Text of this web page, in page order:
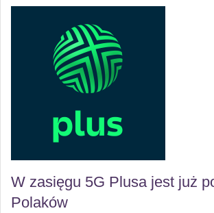
W zasięgu 5G Plusa jest już
Polaków